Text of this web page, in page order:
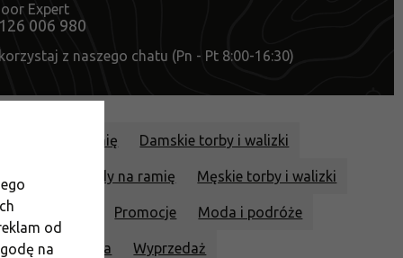
Expert
006 980
z naszego chatu (Pn - Pt 8:00-16:30)
torby na ramię Damskie torby i walizki
torby crossbody na ramię Męskie torby i walizki
na ramię Promocje Moda i podróże
do miasta Wyprzedaż
od
na